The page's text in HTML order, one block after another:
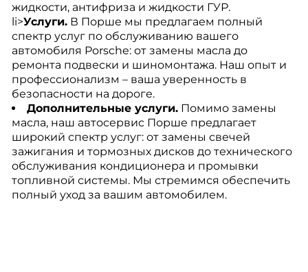
жидкости, антифриза и жидкости ГУР.
li>Услуги.В Порше мы предлагаем полный
спектр услуг по обслуживанию вашего
автомобиля Porsche: от замены масла до
ремонта подвески и шиномонтажа. Наш опыт и
профессионализм – ваша уверенность в
безопасности на дороге.
Дополнительные услуги.Помимо замены
масла, наш автосервис Порше предлагает
широкий спектр услуг: от замены свечей
зажигания и тормозных дисков до технического
обслуживания кондиционера и промывки
топливной системы. Мы стремимся обеспечить
полный уход за вашим автомобилем.